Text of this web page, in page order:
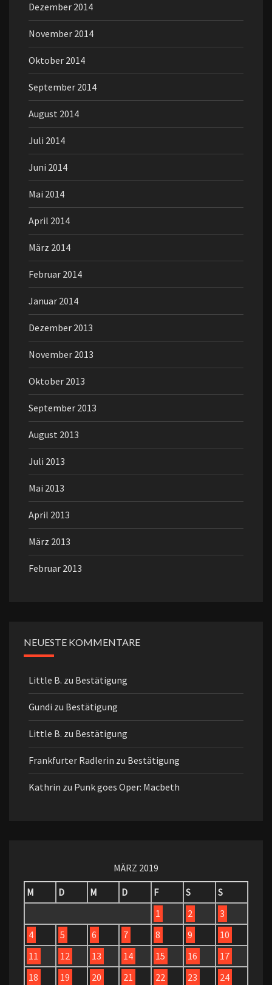
Dezember 2014
November 2014
Oktober 2014
September 2014
August 2014
Juli 2014
Juni 2014
Mai 2014
April 2014
März 2014
Februar 2014
Januar 2014
Dezember 2013
November 2013
Oktober 2013
September 2013
August 2013
Juli 2013
Mai 2013
April 2013
März 2013
Februar 2013
NEUESTE KOMMENTARE
Little B. zu Bestätigung
Gundi zu Bestätigung
Little B. zu Bestätigung
Frankfurter Radlerin zu Bestätigung
Kathrin zu Punk goes Oper: Macbeth
MÄRZ 2019
M
D M D F S
S
1
2
3
4
5 6 7 8 9
10
11
12 13 14 15 16
17
18
19 20 21 22 23
24